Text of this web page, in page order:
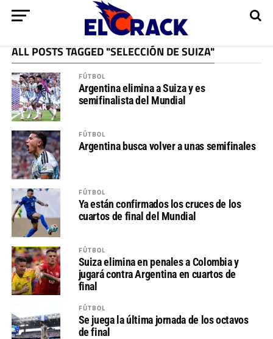
ALL POSTS TAGGED "SELECCIÓN DE SUIZA"
FÚTBOL
Argentina elimina a Suiza y es
semifinalista del Mundial
FÚTBOL
Argentina busca volver a unas semifinales
FÚTBOL
Ya están confirmados los cruces de los
cuartos de final del Mundial
FÚTBOL
Suiza elimina en penales a Colombia y
jugará contra Argentina en cuartos de
final
FÚTBOL
Se juega la última jornada de los octavos
de final